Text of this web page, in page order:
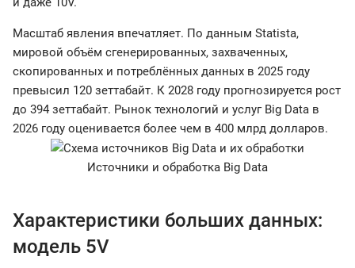
Масштаб явления впечатляет. По данным Statista,
мировой объём сгенерированных, захваченных,
скопированных и потреблённых данных в 2025 году
превысил 120 зеттабайт. К 2028 году прогнозируется рост
до 394 зеттабайт. Рынок технологий и услуг Big Data в
2026 году оценивается более чем в 400 млрд долларов.
Источники и обработка Big Data
Характеристики больших данных:
модель 5V